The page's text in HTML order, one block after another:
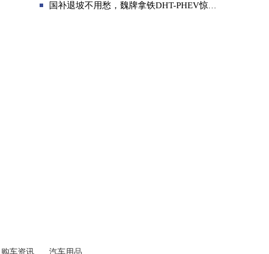
国补退坡不用愁，魏牌拿铁DHT-PHEV惊喜保“价”护航
购车资讯 汽车用品